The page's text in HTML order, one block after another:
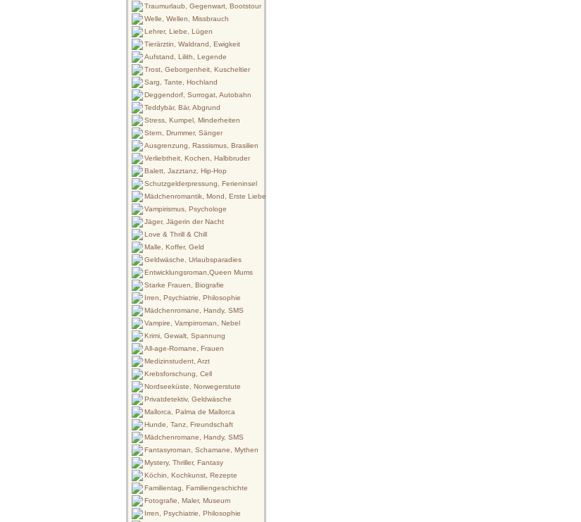
Traumurlaub, Gegenwart, Bootstour
Welle, Wellen, Missbrauch
Lehrer, Liebe, Lügen
Tierärztin, Waldrand, Ewigkeit
Aufstand, Lilith, Legende
Trost, Geborgenheit, Kuscheltier
Sarg, Tante, Hochland
Deggendorf, Surrogat, Autobahn
Teddybär, Bär, Abgrund
Stress, Kumpel, Minderheiten
Stern, Drummer, Sänger
Ausgrenzung, Rassismus, Brasilien
Verliebtheit, Kochen, Halbbruder
Balett, Jazztanz, Hip-Hop
Schutzgelderpressung, Ferieninsel
Mädchenromantik, Mond, Erste Liebe
Vampirismus, Psychologe
Jäger, Jägerin der Nacht
Love & Thrill & Chill
Malle, Koffer, Geld
Geldwäsche, Urlaubsparadies
Entwicklungsroman,Queen Mums
Starke Frauen, Biografie
Irren, Psychiatrie, Philosophie
Mädchenromane, Handy, SMS
Vampire, Vampirroman, Nebel
Krimi, Gewalt, Spannung
All-age-Romane, Frauen
Medizinstudent, Arzt
Krebsforschung, Cell
Nordseeküste, Norwegerstute
Privatdetektiv, Geldwäsche
Mallorca, Palma de Mallorca
Hunde, Tanz, Freundschaft
Mädchenromane, Handy, SMS
Fantasyroman, Schamane, Mythen
Mystery, Thriller, Fantasy
Köchin, Kochkunst, Rezepte
Familientag, Familiengeschichte
Fotografie, Maler, Museum
Irren, Psychiatrie, Philosophie